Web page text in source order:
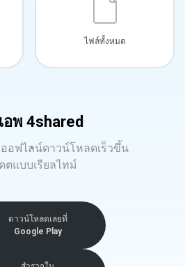
ไฟล์ทั้งหมด
พ 4shared
อฟไลน์ดาวน์โหลดเร็วขึ้น
ตแบบเรียลไทม์
ดาวน์โหลดเลยที่
Google Play